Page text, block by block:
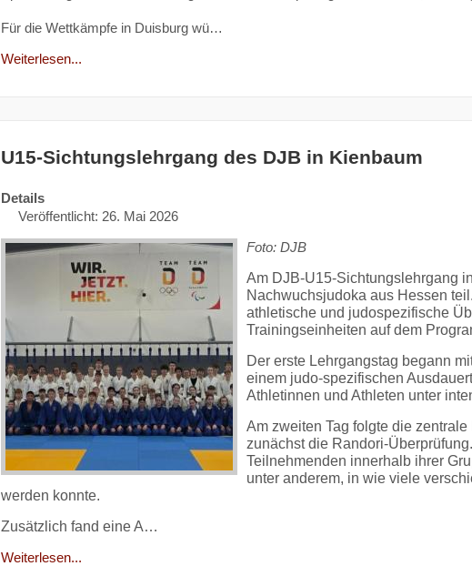
Für die Wettkämpfe in Duisburg wü…
Weiterlesen...
U15-Sichtungslehrgang des DJB in Kienbaum
Details
Veröffentlicht: 26. Mai 2026
Foto: DJB
Am DJB-U15-Sichtungslehrgang
Nachwuchsjudoka aus Hessen
athletische und judospezifische
Trainingseinheiten auf dem
Der erste Lehrgangstag begann
einem judo-spezifischen
Athletinnen und Athleten unter
Am zweiten Tag folgte die
zunächst die Randori-
Teilnehmenden innerhalb ihrer
unter anderem, in wie viele
werden konnte.
Zusätzlich fand eine A…
Weiterlesen...